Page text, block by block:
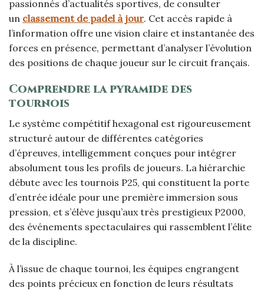
passionnés d’actualités sportives, de consulter
un classement de padel à jour. Cet accès rapide à
l’information offre une vision claire et instantanée des
forces en présence, permettant d’analyser l’évolution
des positions de chaque joueur sur le circuit français.
Comprendre la pyramide des
tournois
Le système compétitif hexagonal est rigoureusement
structuré autour de différentes catégories
d’épreuves, intelligemment conçues pour intégrer
absolument tous les profils de joueurs. La hiérarchie
débute avec les tournois P25, qui constituent la porte
d’entrée idéale pour une première immersion sous
pression, et s’élève jusqu’aux très prestigieux P2000,
des événements spectaculaires qui rassemblent l’élite
de la discipline.
À l’issue de chaque tournoi, les équipes engrangent
des points précieux en fonction de leurs résultats